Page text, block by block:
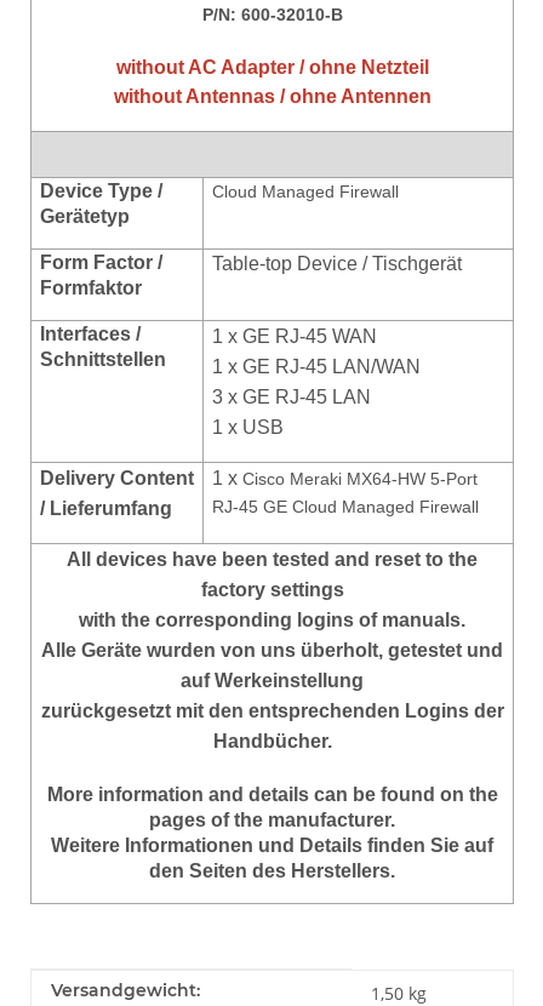
P/N: 600-32010-B
without AC Adapter / ohne Netzteil
without Antennas / ohne Antennen
Device Type /
Gerätetyp
Cloud Managed Firewall
Form Factor /
Formfaktor
Table-top Device / Tischgerät
Interfaces /
Schnittstellen
1 x GE RJ-45 WAN
1 x GE RJ-45 LAN/WAN
3 x GE RJ-45 LAN
1 x USB
Delivery Content
/ Lieferumfang
1 x Cisco Meraki MX64-HW 5-Port
RJ-45 GE Cloud Managed Firewall
All devices have been tested and reset to the
factory settings
with the corresponding logins of manuals.
Alle Geräte wurden von uns überholt, getestet und
auf Werkeinstellung
zurückgesetzt mit den entsprechenden Logins der
Handbücher.
More information and details can be found on the
pages of the manufacturer.
Weitere Informationen und Details finden Sie auf
den Seiten des Herstellers.
Produkteigenschaft
Wert
Versandgewicht: 1,50 kg